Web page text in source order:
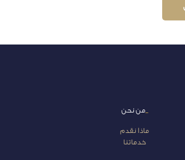
_من نحن
ماذا نقدم
خدماتنا